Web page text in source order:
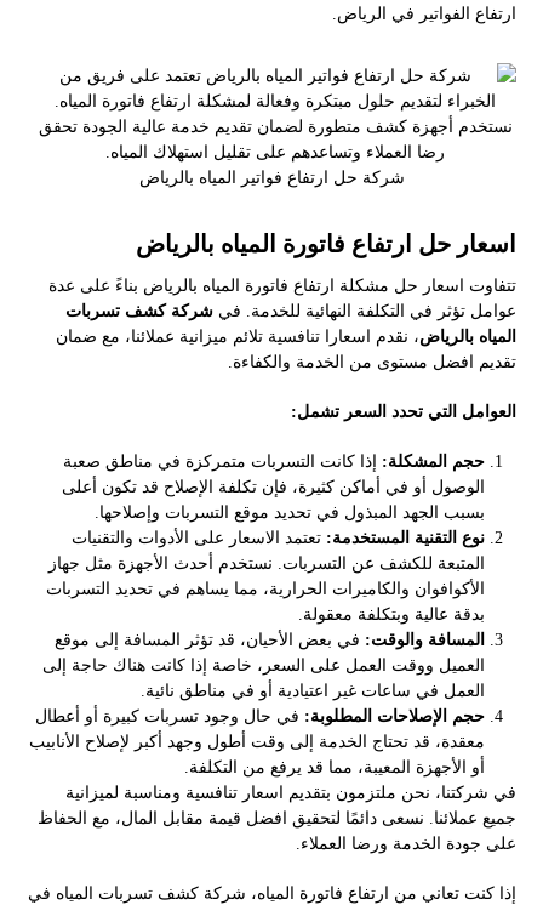
ارتفاع الفواتير في الرياض.
شركة حل ارتفاع فواتير المياه بالرياض
اسعار حل ارتفاع فاتورة المياه بالرياض
تتفاوت اسعار حل مشكلة ارتفاع فاتورة المياه بالرياض بناءً على عدة
عوامل تؤثر في التكلفة النهائية للخدمة. فيشركة كشف تسربات
المياه بالرياض، نقدم اسعارا تنافسية تلائم ميزانية عملائنا، مع ضمان
تقديم افضل مستوى من الخدمة والكفاءة.
العوامل التي تحدد السعر تشمل:
حجم المشكلة: إذا كانت التسربات متمركزة في مناطق صعبة
الوصول أو في أماكن كثيرة، فإن تكلفة الإصلاح قد تكون أعلى
بسبب الجهد المبذول في تحديد موقع التسربات وإصلاحها.
نوع التقنية المستخدمة: تعتمد الاسعار على الأدوات والتقنيات
المتبعة للكشف عن التسربات. نستخدم أحدث الأجهزة مثل جهاز
الأكوافوان والكاميرات الحرارية، مما يساهم في تحديد التسربات
بدقة عالية وبتكلفة معقولة.
المسافة والوقت: في بعض الأحيان، قد تؤثر المسافة إلى موقع
العميل ووقت العمل على السعر، خاصة إذا كانت هناك حاجة إلى
العمل في ساعات غير اعتيادية أو في مناطق نائية.
حجم الإصلاحات المطلوبة: في حال وجود تسربات كبيرة أو أعطال
معقدة، قد تحتاج الخدمة إلى وقت أطول وجهد أكبر لإصلاح الأنابيب
أو الأجهزة المعيبة، مما قد يرفع من التكلفة.
في شركتنا، نحن ملتزمون بتقديم اسعار تنافسية ومناسبة لميزانية
جميع عملائنا. نسعى دائمًا لتحقيق افضل قيمة مقابل المال، مع الحفاظ
على جودة الخدمة ورضا العملاء.
إذا كنت تعاني من ارتفاع فاتورة المياه، شركة كشف تسربات المياه في